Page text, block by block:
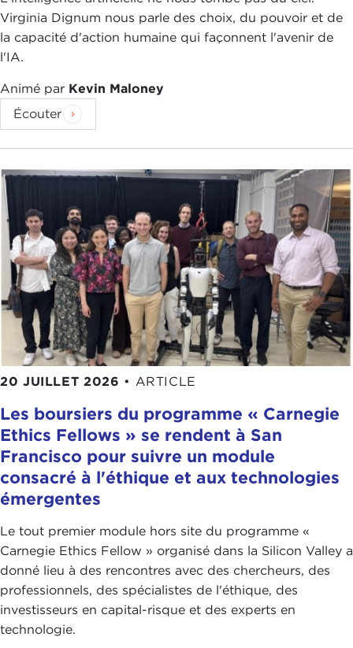
Virginia Dignum nous parle des choix, du pouvoir et de
la capacité d'action humaine qui façonnent l'avenir de
l'IA.
Animé par Kevin Maloney
Écouter
20 JUILLET 2026 • ARTICLE
Les boursiers du programme « Carnegie
Ethics Fellows » se rendent à San
Francisco pour suivre un module
consacré à l'éthique et aux technologies
émergentes
Le tout premier module hors site du programme «
Carnegie Ethics Fellow » organisé dans la Silicon Valley a
donné lieu à des rencontres avec des chercheurs, des
professionnels, des spécialistes de l'éthique, des
investisseurs en capital-risque et des experts en
technologie.